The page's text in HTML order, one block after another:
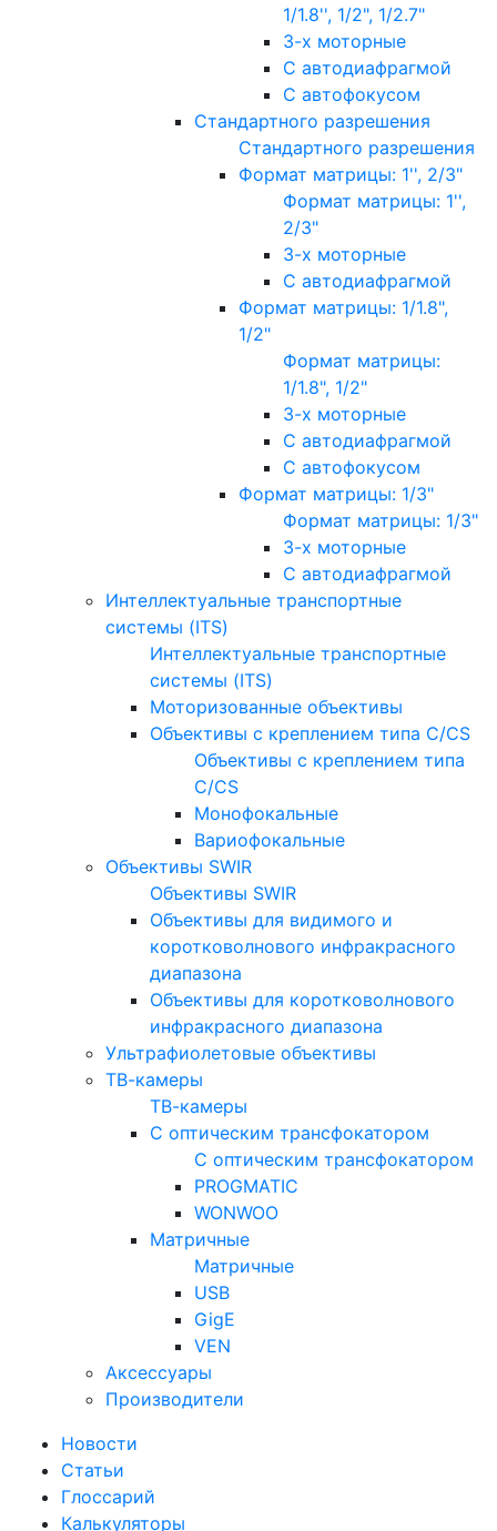
1/1.8'', 1/2", 1/2.7"
3-х моторные
С автодиафрагмой
С автофокусом
Стандартного разрешения
Стандартного разрешения
Формат матрицы: 1'', 2/3"
Формат матрицы: 1'',
2/3"
3-х моторные
С автодиафрагмой
Формат матрицы: 1/1.8",
1/2"
Формат матрицы:
1/1.8", 1/2"
3-х моторные
С автодиафрагмой
С автофокусом
Формат матрицы: 1/3"
Формат матрицы: 1/3"
3-х моторные
С автодиафрагмой
Интеллектуальные транспортные
системы (ITS)
Интеллектуальные транспортные
системы (ITS)
Моторизованные объективы
Объективы с креплением типа C/CS
Объективы с креплением типа
C/CS
Монофокальные
Вариофокальные
Объективы SWIR
Объективы SWIR
Объективы для видимого и
коротковолнового инфракрасного
диапазона
Объективы для коротковолнового
инфракрасного диапазона
Ультрафиолетовые объективы
ТВ-камеры
ТВ-камеры
С оптическим трансфокатором
С оптическим трансфокатором
PROGMATIC
WONWOO
Матричные
Матричные
USB
GigE
VEN
Аксессуары
Производители
Новости
Статьи
Глоссарий
Калькуляторы